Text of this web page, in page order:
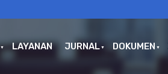
LAYANAN JURNAL DOKUMEN